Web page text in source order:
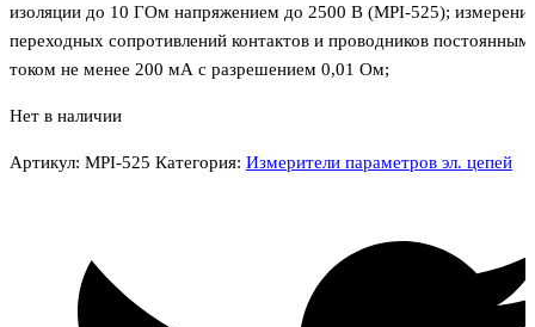
изоляции до 10 ГОм напряжением до 2500 В (MPI-525);
переходных сопротивлений контактов и проводников постоянным
током не менее 200 мА с разрешением 0,01 Ом;
Нет в наличии
Артикул: MPI-525 Категория: Измерители параметров эл. цепей